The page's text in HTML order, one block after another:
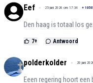
Eef 25 juni 2026 om 17:34 +
Den haag is totaal los
7+ Antwoord
polderkolder 20 juni
Eeen regering hoort